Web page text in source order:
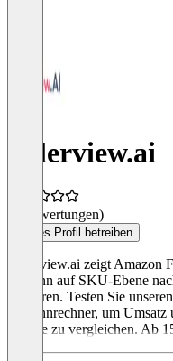
sellerview.ai
(0 Bewertungen)
Dieses Profil betreiben
Sellerview.ai zeigt
Gewinn auf SKU-Ebene
Retouren. Testen Sie
Gewinnrechner, um
Minute zu vergleichen. Ab